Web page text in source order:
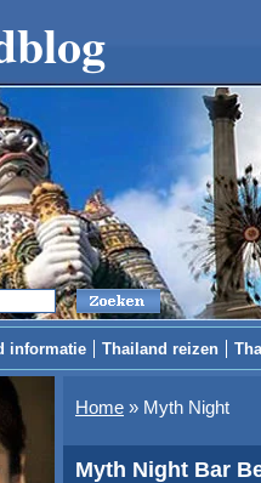
informatie Thailand reizen
Home » Myth Night
Myth Night Bar